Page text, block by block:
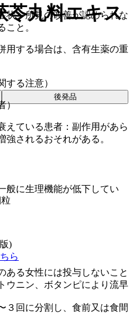
状・所見の改善が認められな
こと。
する場合は、含有生薬の重
する注意）
）
ている患者：副作用があら
されるおそれがある。
般に生理機能が低下してい
ある女性には投与しないこと
ウニン、ボタンピにより流早
苓丸料エキス
後発品
)
ら
３回に分割し、食前又は食間